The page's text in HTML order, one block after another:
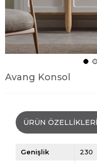
Avang Konsol
ÜRÜN ÖZELLIKLERI
Genişlik 230